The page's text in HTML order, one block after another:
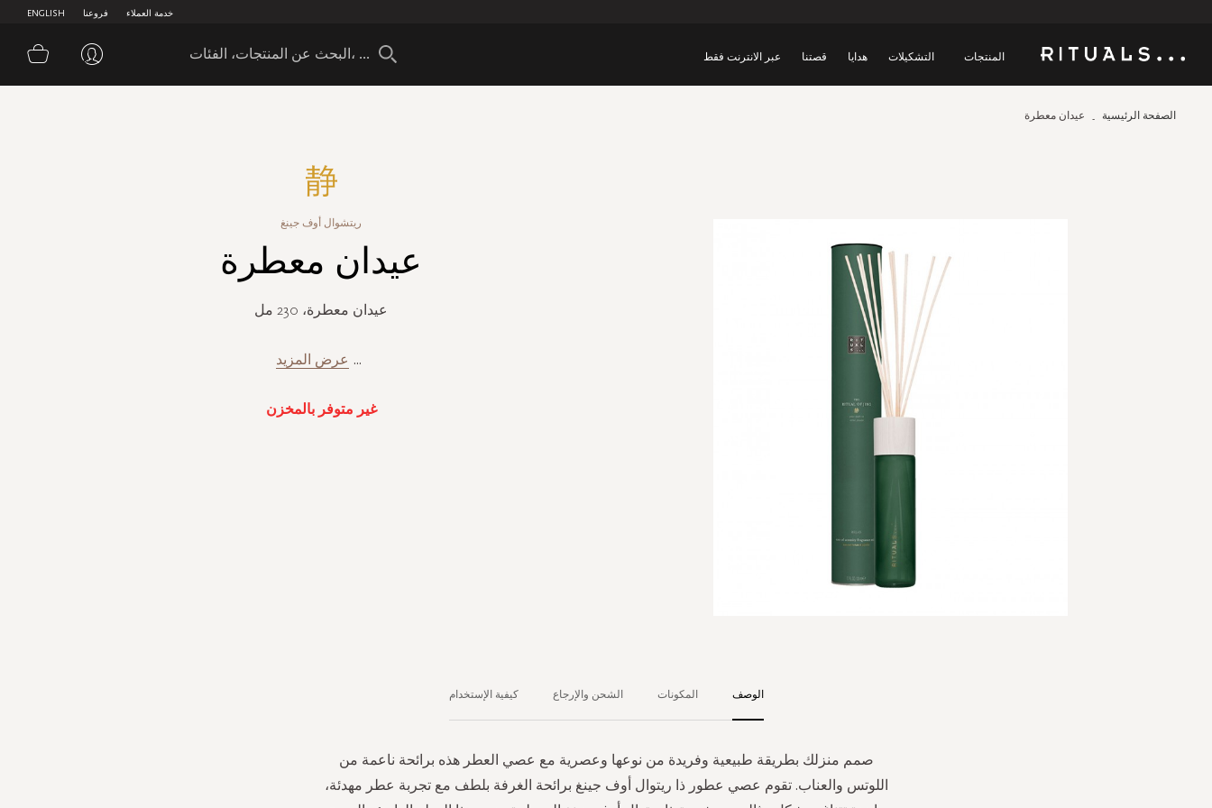
ENGLISH فروعنا خدمة العملاء
المنتجات التشكيلات هدايا قصتنا عبر الانترنت فقط سلة
الصفحة الرئيسية عيدان معطرة
ريتشوال أوف جينغ
عيدان معطرة
عيدان معطرة، 230 مل
... عرض المزيد
غير متوفر بالمخزن
الوصف
صمم منزلك بطريقة طبيعية وفريدة من نوعها وعصرية مع عصي العطر هذه برائحة ناعمة من
اللوتس والعناب. تقوم عصي عطور ذا ريتوال أوف جينغ برائحة الغرفة بلطف مع تجربة عطر مهدئة،
المكونات الشحن والإرجاع كيفية الإستخدام